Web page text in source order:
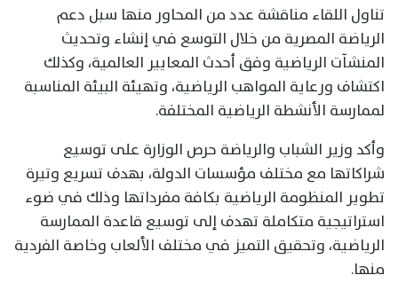
تناول اللقاء مناقشة عدد من المحاور منها سبل دعم
الرياضة المصرية من خلال التوسع في إنشاء وتحديث
المنشآت الرياضية وفق أحدث المعايير العالمية، وكذلك
اكتشاف ورعاية المواهب الرياضية، وتهيئة البيئة المناسبة
لممارسة الأنشطة الرياضية المختلفة.
وأكد وزير الشباب والرياضة حرص الوزارة على توسيع
شراكاتها مع مختلف مؤسسات الدولة، بهدف تسريع وتيرة
تطوير المنظومة الرياضية بكافة مفرداتها وذلك في ضوء
استراتيجية متكاملة تهدف إلى توسيع قاعدة الممارسة
الرياضية، وتحقيق التميز في مختلف الألعاب وخاصة الفردية
منها.